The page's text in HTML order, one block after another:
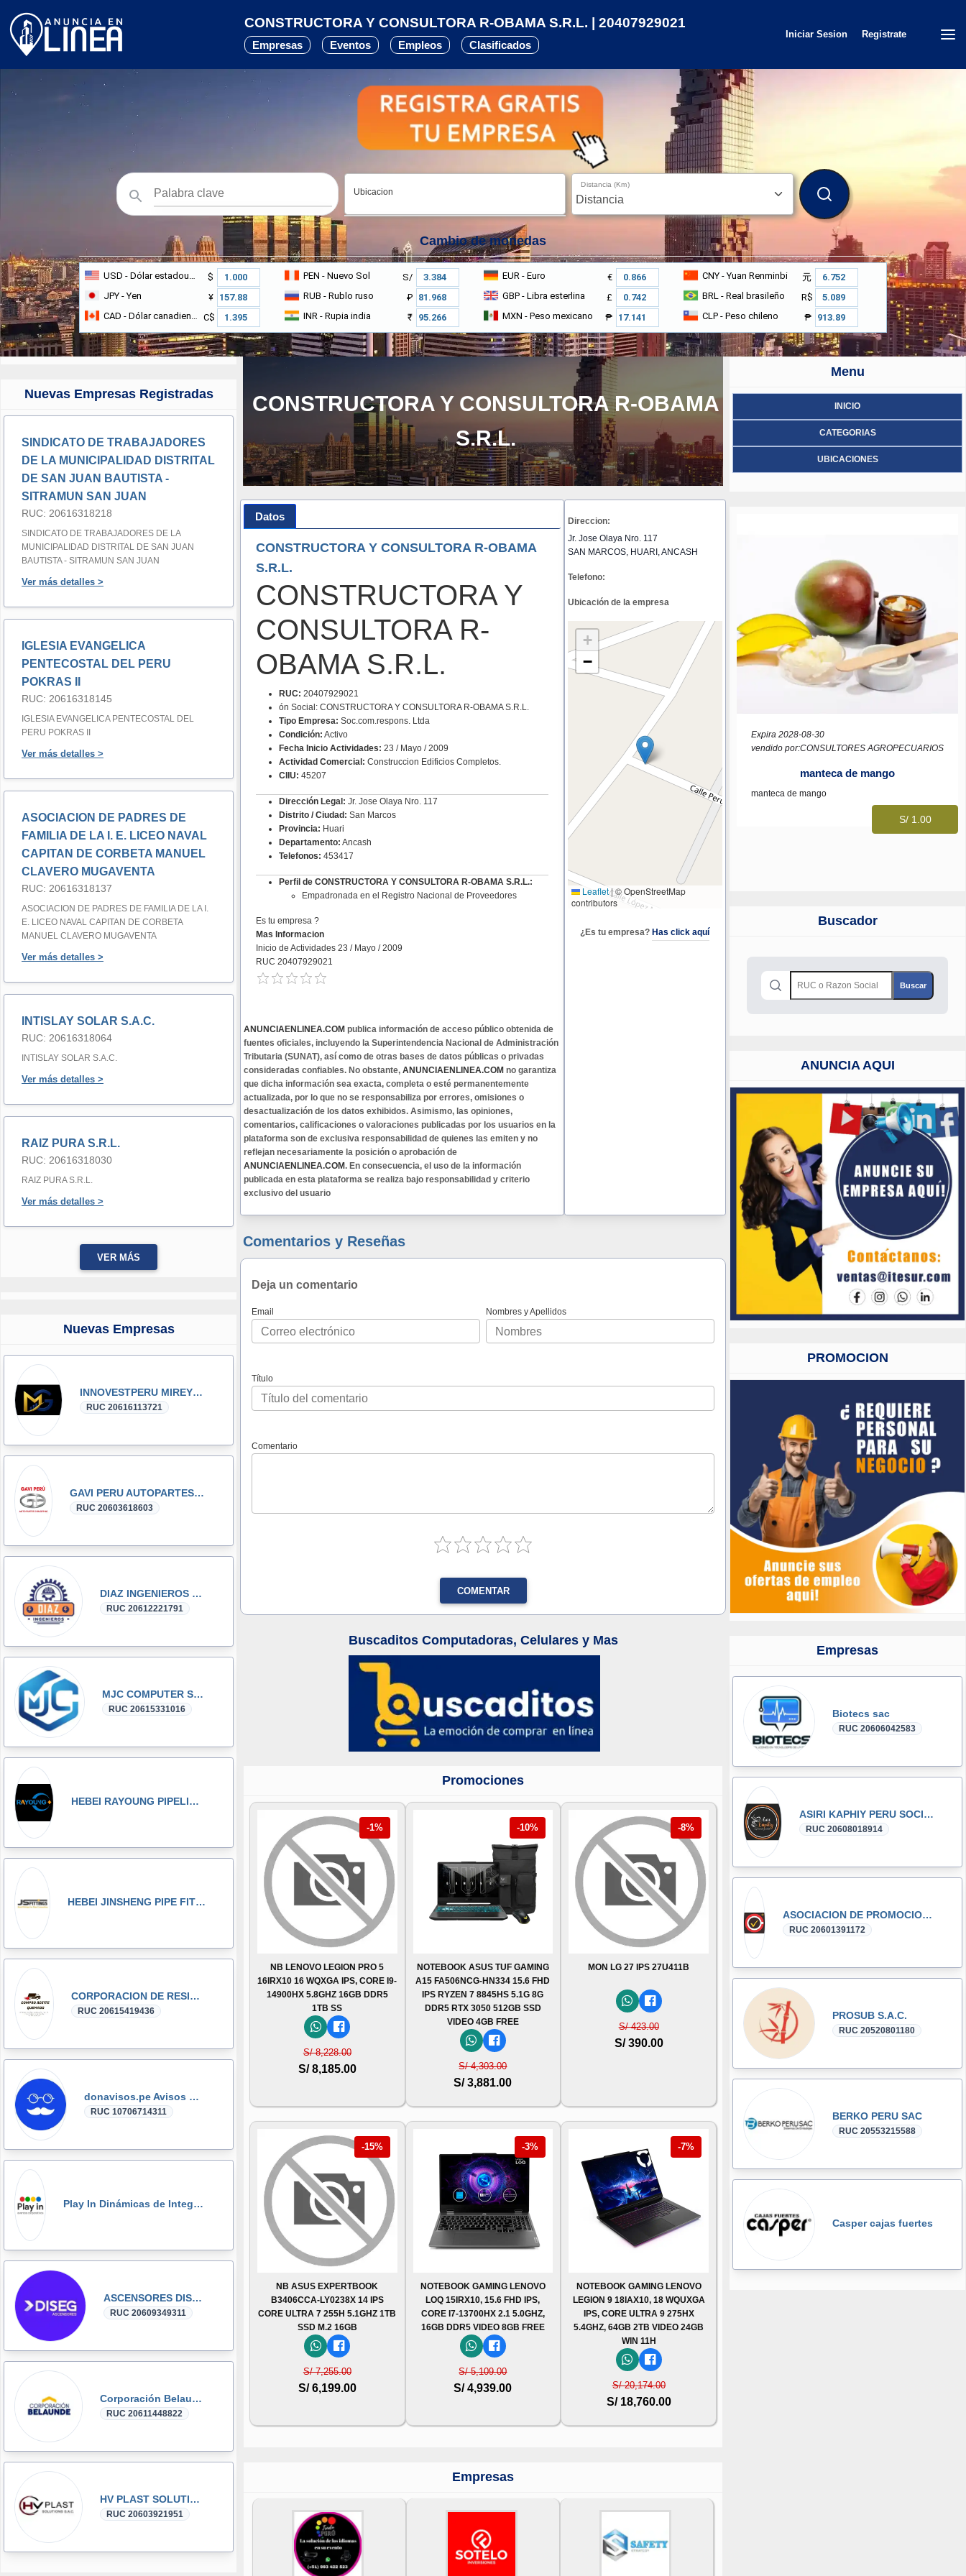
CONSTRUCTORA Y CONSULTORA R-OBAMA S.R.L. | 20407929021
Empresas Eventos Empleos Clasificados
Iniciar Sesion Registrate
Ubicacion
Distancia (Km)
BUSCAR
Cambio de monedas
USD - Dólar estadounidense $ PEN - Nuevo Sol S/ EUR - Euro € CNY- Yuan Renminbi
元
JPY - Yen ¥ RUB - Rublo ruso ₽ GBP - Libra esterlina £ BRL - Real brasileño
R$
CAD - Dólar canadiense C$ INR - Rupia india ₹ MXN - Peso mexicano ₱ CLP- Peso chileno ₱
Nuevas Empresas Registradas
SINDICATO DE TRABAJADORES
DE LA MUNICIPALIDAD DISTRITAL
DE SAN JUAN BAUTISTA -
SITRAMUN SAN JUAN
RUC: 20616318218
SINDICATO DE TRABAJADORES DE LA
MUNICIPALIDAD DISTRITAL DE SAN JUAN
BAUTISTA - SITRAMUN SAN JUAN
Ver más detalles >
IGLESIA EVANGELICA
PENTECOSTAL DEL PERU
POKRAS II
RUC: 20616318145
IGLESIA EVANGELICA PENTECOSTAL DEL
PERU POKRAS II
Ver más detalles >
ASOCIACION DE PADRES DE
FAMILIA DE LA I. E. LICEO NAVAL
CAPITAN DE CORBETA MANUEL
CLAVERO MUGAVENTA
RUC: 20616318137
ASOCIACION DE PADRES DE FAMILIA DE LA I.
E. LICEO NAVAL CAPITAN DE CORBETA
MANUEL CLAVERO MUGAVENTA
Ver más detalles >
INTISLAY SOLAR S.A.C.
RUC: 20616318064
INTISLAY SOLAR S.A.C.
Ver más detalles >
RAIZ PURA S.R.L.
RUC: 20616318030
RAIZ PURA S.R.L.
Ver más detalles >
VER MÁS
Nuevas Empresas
INNOVESTPERU MIREYKA GROUP SAC
RUC 20616113721
GAVI PERU AUTOPARTES DONGFENG y DFSK GLORY
RUC 20603618603
DIAZ INGENIEROS SRL
RUC 20612221791
MJC COMPUTER SAC
RUC 20615331016
HEBEI RAYOUNG PIPELINE TECHNOLOGY CO., LTD
HEBEI JINSHENG PIPE FITTING MANUFACTURING CO., LT
CORPORACION DE RESIDUOS SEGOVIA.PERU SAC
RUC 20615419436
donavisos.pe Avisos Clasificados
RUC 10706714311
Play In Dinámicas de Integración, Gymkanas, Eventos Corporativos
ASCENSORES DISEG
RUC 20609349311
Corporación Belaunde
RUC 20611448822
HV PLAST SOLUTIONS
RUC 20603921951
CONSTRUCTORA Y CONSULTORA R-OBAMA
S.R.L.
Datos
CONSTRUCTORA Y CONSULTORA R-OBAMA
S.R.L.
CONSTRUCTORA Y
CONSULTORA R-
OBAMA S.R.L.
RUC: 20407929021
ón Social: CONSTRUCTORA Y CONSULTORA R-OBAMA S.R.L.
Tipo Empresa: Soc.com.respons. Ltda
Condición: Activo
Fecha Inicio Actividades: 23 / Mayo / 2009
Actividad Comercial: Construccion Edificios Completos.
CIIU: 45207
Dirección Legal: Jr. Jose Olaya Nro. 117
Distrito / Ciudad: San Marcos
Provincia: Huari
Departamento: Ancash
Telefonos: 453417
Perfil de CONSTRUCTORA Y CONSULTORA R-OBAMA S.R.L.:
Empadronada en el Registro Nacional de Proveedores
Es tu empresa ?
Mas Informacion
Inicio de Actividades 23 / Mayo / 2009
RUC 20407929021
ANUNCIAENLINEA.COM publica información de acceso público obtenida de
fuentes oficiales, incluyendo la Superintendencia Nacional de Administración
Tributaria (SUNAT), así como de otras bases de datos públicas o privadas
consideradas confiables. No obstante, ANUNCIAENLINEA.COM no garantiza
que dicha información sea exacta, completa o esté permanentemente
actualizada, por lo que no se responsabiliza por errores, omisiones o
desactualización de los datos exhibidos. Asimismo, las opiniones,
comentarios, calificaciones o valoraciones publicadas por los usuarios en la
plataforma son de exclusiva responsabilidad de quienes las emiten y no
reflejan necesariamente la posición o aprobación de
ANUNCIAENLINEA.COM. En consecuencia, el uso de la información
publicada en esta plataforma se realiza bajo responsabilidad y criterio
exclusivo del usuario
Direccion:
Jr. Jose Olaya Nro. 117
SAN MARCOS, HUARI, ANCASH
Telefono:
Ubicación de la empresa
+
−
Leaflet|© OpenStreetMap
contributors
¿Es tu empresa? Has click aquí
Comentarios y Reseñas
Deja un comentario
Email Nombres y Apellidos
Título
Comentario
COMENTAR
Buscaditos Computadoras, Celulares y Mas
Promociones
-1%
NB LENOVO LEGION PRO 5
16IRX10 16 WQXGA IPS, CORE I9-
14900HX 5.8GHZ 16GB DDR5
1TB SS
S/ 8,228.00
S/ 8,185.00
-10%
NOTEBOOK ASUS TUF GAMING
A15 FA506NCG-HN334 15.6 FHD
IPS RYZEN 7 8845HS 5.1G 8G
DDR5 RTX 3050 512GB SSD
VIDEO 4GB FREE
S/ 4,303.00
S/ 3,881.00
-8%
MON LG 27 IPS 27U411B
S/ 423.00
S/ 390.00
-15%
NB ASUS EXPERTBOOK
B3406CCA-LY0238X 14 IPS
CORE ULTRA 7 255H 5.1GHZ 1TB
SSD M.2 16GB
S/ 7,255.00
S/ 6,199.00
-3%
NOTEBOOK GAMING LENOVO
LOQ 15IRX10, 15.6 FHD IPS,
CORE I7-13700HX 2.1 5.0GHZ,
16GB DDR5 VIDEO 8GB FREE
S/ 5,109.00
S/ 4,939.00
-7%
NOTEBOOK GAMING LENOVO
LEGION 9 18IAX10, 18 WQUXGA
IPS, CORE ULTRA 9 275HX
5.4GHZ, 64GB 2TB VIDEO 24GB
WIN 11H
S/ 20,174.00
S/ 18,760.00
Empresas
Menu
INICIO
CATEGORIAS
UBICACIONES
Expira 2028-08-30
vendido por:CONSULTORES AGROPECUARIOS
manteca de mango
manteca de mango
S/ 1.00
Buscador
ANUNCIA AQUI
PROMOCION
Empresas
Biotecs sac
RUC 20606042583
ASIRI KAPHIY PERU SOCIEDAD ANONIMA CERRADA
RUC 20608018914
ASOCIACION DE PROMOCION DE CAFES ESPECIALES - SELVA CENTRAL - PROCAFES - SELVA CENTRAL
RUC 20601391172
PROSUB S.A.C.
RUC 20520801180
BERKO PERU SAC
RUC 20553215588
Casper cajas fuertes